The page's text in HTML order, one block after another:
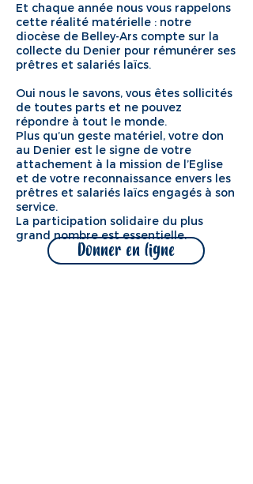
Et chaque année nous vous rappelons
cette réalité matérielle : notre
diocèse de Belley-Ars compte sur la
collecte du Denier pour rémunérer ses
prêtres et salariés laïcs.
Oui nous le savons, vous êtes sollicités
de toutes parts et ne pouvez
répondre à tout le monde.
Plus qu’un geste matériel, votre don
au Denier est le signe de votre
attachement à la mission de l’Eglise
et de votre reconnaissance envers les
prêtres et salariés laïcs engagés à son
service.
La participation solidaire du plus
grand nombre est essentielle.
Donner en ligne